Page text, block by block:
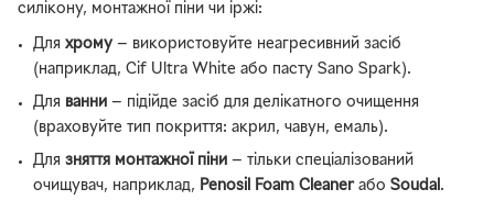
силікону, монтажної піни чи іржі:
Дляхрому — використовуйте неагресивний засіб
(наприклад, Cif Ultra White або пасту Sano Spark).
Для ванни — підійде засіб для делікатного очищення
(враховуйте тип покриття: акрил, чавун, емаль).
Длязняття монтажної піни — тільки спеціалізований
очищувач, наприклад,
Penosil Foam CleanerабоSoudal .